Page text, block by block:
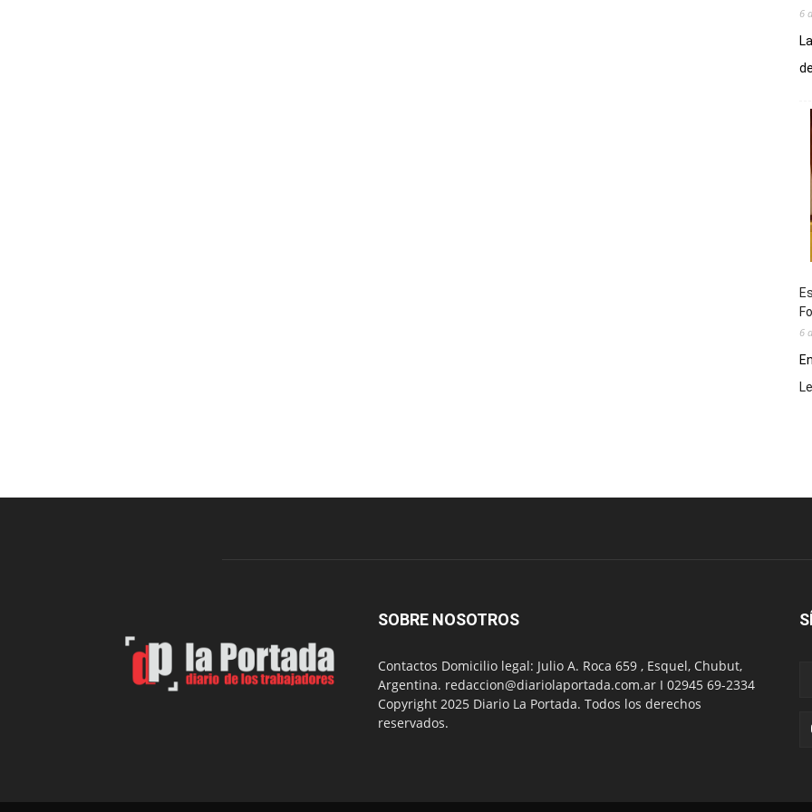
6
6
SOBRE NOSOTROS
Contactos Domicilio legal: Julio A. Roca 659 , Esquel, Chubut,
Argentina. redaccion@diariolaportada.com.ar I 02945 69-2334
Copyright 2025 Diario La Portada. Todos los derechos
reservados.